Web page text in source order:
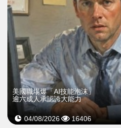
美國職場爆「AI技能泡沫」
逾六成人承認誇大能力
04/08/2026 16406